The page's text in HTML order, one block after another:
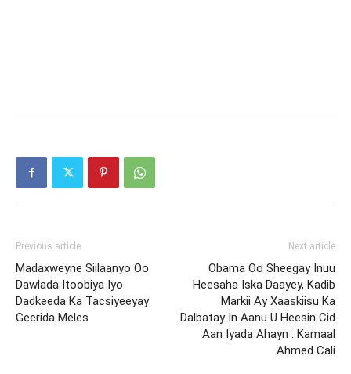
Previous article
Madaxweyne Siilaanyo Oo
Dawlada Itoobiya Iyo
Dadkeeda Ka Tacsiyeeyay
Geerida Meles
Next article
Obama Oo Sheegay Inuu
Heesaha Iska Daayey, Kadib
Markii Ay Xaaskiisu Ka
Dalbatay In Aanu U Heesin Cid
Aan Iyada Ahayn : Kamaal
Ahmed Cali